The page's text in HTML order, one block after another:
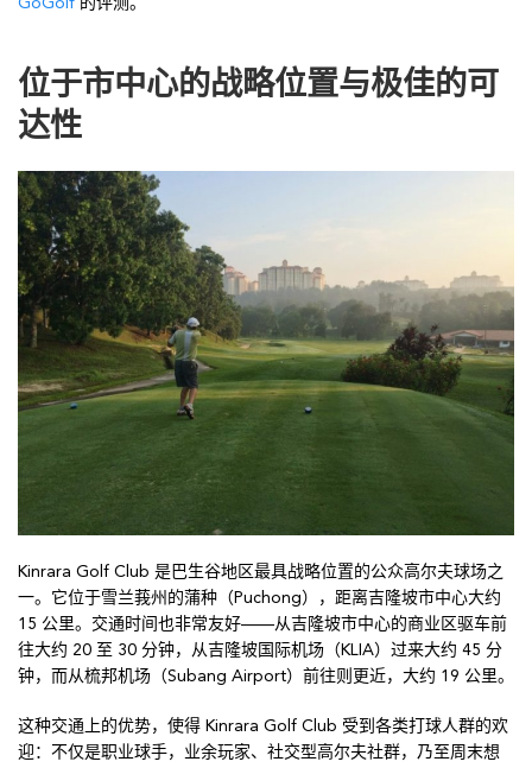
GoGolf 的评测。
位于市中心的战略位置与极佳的可
达性
Kinrara Golf Club 是巴生谷地区最具战略位置的公众高尔夫球场之
一。它位于雪兰莪州的蒲种（Puchong），距离吉隆坡市中心大约
15 公里。交通时间也非常友好——从吉隆坡市中心的商业区驱车前
往大约 20 至 30 分钟，从吉隆坡国际机场（KLIA）过来大约 45 分
钟，而从梳邦机场（Subang Airport）前往则更近，大约 19 公里。
这种交通上的优势，使得 Kinrara Golf Club 受到各类打球人群的欢
迎：不仅是职业球手，业余玩家、社交型高尔夫社群，乃至周末想